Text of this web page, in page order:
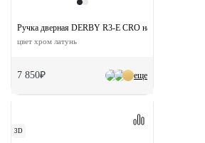
еще
Ручка дверная DERBY R3-E CRO на круглой розетке
цвет хром латунь
7 850₽
3D